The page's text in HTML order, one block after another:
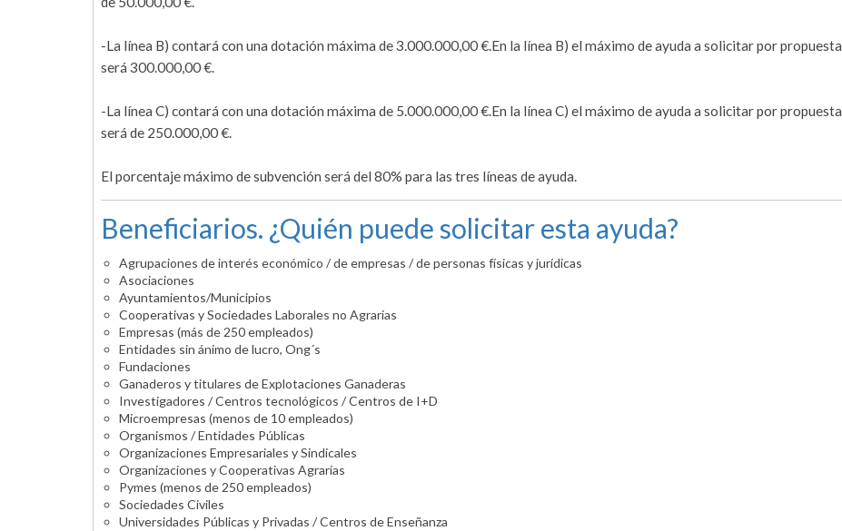
-La línea B) contará con una dotación máxima de 3.000.000,00 €.En la línea B) el máximo de ayuda a solicitar por propuesta
será 300.000,00 €.
-La línea C) contará con una dotación máxima de 5.000.000,00 €.En la línea C) el máximo de ayuda a solicitar por propuesta
será de 250.000,00 €.
El porcentaje máximo de subvención será del 80% para las tres líneas de ayuda.
Beneficiarios. ¿Quién puede solicitar esta ayuda?
Agrupaciones de interés económico / de empresas / de personas físicas y jurídicas
Asociaciones
Ayuntamientos/Municipios
Cooperativas y Sociedades Laborales no Agrarias
Empresas (más de 250 empleados)
Entidades sin ánimo de lucro, Ong´s
Fundaciones
Ganaderos y titulares de Explotaciones Ganaderas
Investigadores / Centros tecnológicos / Centros de I+D
Microempresas (menos de 10 empleados)
Organismos / Entidades Públicas
Organizaciones Empresariales y Sindicales
Organizaciones y Cooperativas Agrarias
Pymes (menos de 250 empleados)
Sociedades Civiles
Universidades Públicas y Privadas / Centros de Enseñanza